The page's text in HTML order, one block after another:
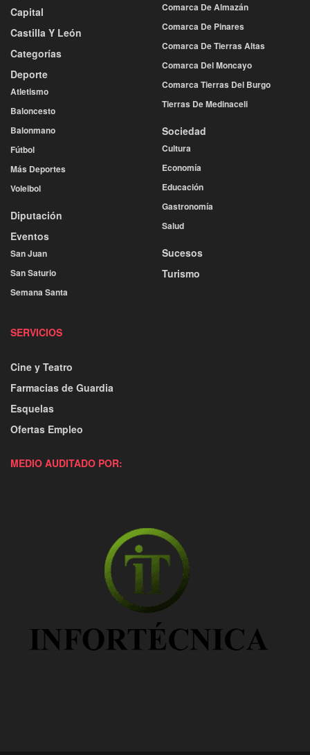
Capital
Castilla Y León
Categorías
Deporte
Atletismo
Baloncesto
Balonmano
Fútbol
Más Deportes
Voleibol
Diputación
Eventos
San Juan
San Saturio
Semana Santa
Comarca De Almazán
Comarca De Pinares
Comarca De Tierras Altas
Comarca Del Moncayo
Comarca Tierras Del Burgo
Tierras De Medinaceli
Sociedad
Cultura
Economía
Educación
Gastronomía
Salud
Sucesos
Turismo
SERVICIOS
Cine y Teatro
Farmacias de Guardia
Esquelas
Ofertas Empleo
MEDIO AUDITADO POR: